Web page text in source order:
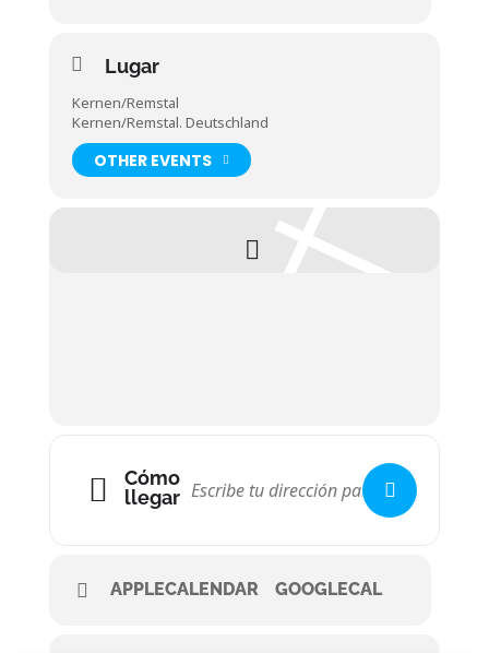
Lugar
Kernen/Remstal
Kernen/Remstal. Deutschland
OTHER EVENTS
Cómo
llegar
APPLECALENDAR GOOGLECAL